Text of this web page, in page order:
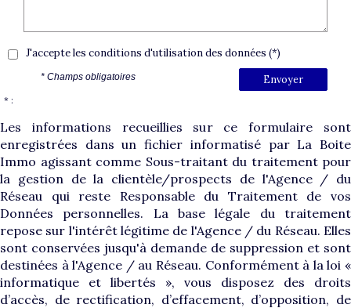
J'accepte les conditions d'utilisation des données (*)
Envoyer
* Champs obligatoires
* :
Les informations recueillies sur ce formulaire sont
enregistrées dans un fichier informatisé par La Boite
Immo agissant comme Sous-traitant du traitement pour
la gestion de la clientèle/prospects de l'Agence / du
Réseau qui reste Responsable du Traitement de vos
Données personnelles. La base légale du traitement
repose sur l'intérêt légitime de l'Agence / du Réseau. Elles
sont conservées jusqu'à demande de suppression et sont
destinées à l'Agence / au Réseau. Conformément à la loi «
informatique et libertés », vous disposez des droits
d’accès, de rectification, d’effacement, d’opposition, de